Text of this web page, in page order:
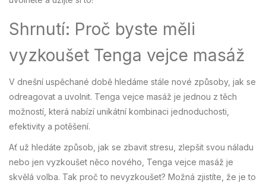
Shrnutí: Proč byste měli
vyzkoušet Tenga vejce masáž
V dnešní uspěchané době hledáme stále nové způsoby, jak se
odreagovat a uvolnit. Tenga vejce masáž je jednou z těch
možností, která nabízí unikátní kombinaci jednoduchosti,
efektivity a potěšení.
Ať už hledáte způsob, jak se zbavit stresu, zlepšit svou náladu
nebo jen vyzkoušet něco nového, Tenga vejce masáž je
skvělá volba. Tak proč to nevyzkoušet? Možná zjistíte, že je to